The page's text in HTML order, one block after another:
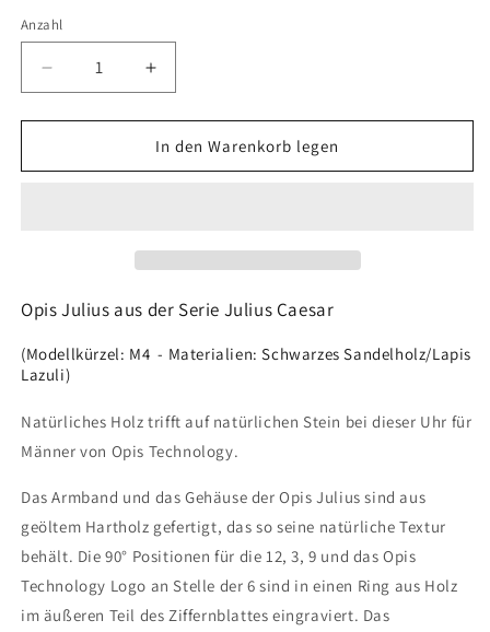
Anzahl
Anzahl
Verringere
die
Menge
Julius
Lazuli
Erhöhe
die
Menge
für
Julius
Lazuli
In den Warenkorb legen
Opis Julius aus der Serie Julius Caesar
(Modellkürzel: M4 - Materialien: Schwarzes Sandelholz/Lapis
Lazuli)
Natürliches Holz trifft auf natürlichen Stein bei dieser Uhr für
Männer von Opis Technology.
Das Armband und das Gehäuse der Opis Julius sind aus
geöltem Hartholz gefertigt, das so seine natürliche Textur
behält. Die 90° Positionen für die 12, 3, 9 und das Opis
Technology Logo an Stelle der 6 sind in einen Ring aus Holz
im äußeren Teil des Ziffernblattes eingraviert. Das